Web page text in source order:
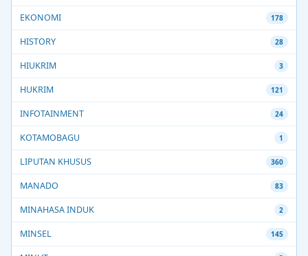
EKONOMI 178
HISTORY 28
HIUKRIM 3
HUKRIM 121
INFOTAINMENT 24
KOTAMOBAGU 1
LIPUTAN KHUSUS 360
MANADO 83
MINAHASA INDUK 2
MINSEL 145